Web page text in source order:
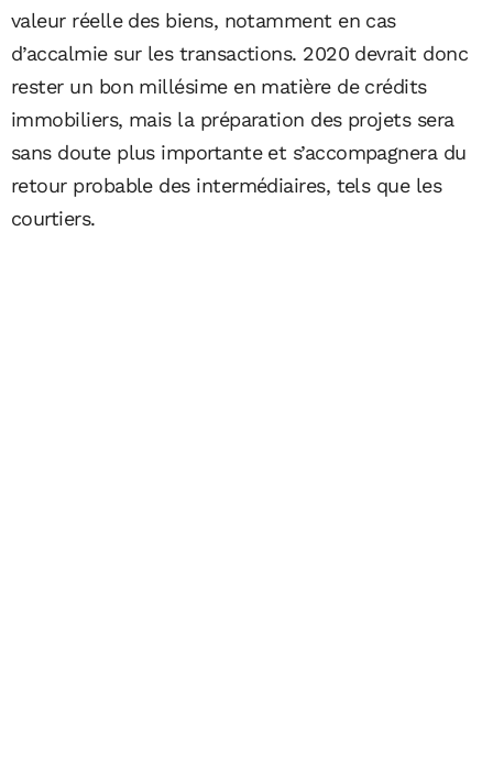
valeur réelle des biens, notamment en cas
d’accalmie sur les transactions. 2020 devrait donc
rester un bon millésime en matière de crédits
immobiliers, mais la préparation des projets sera
sans doute plus importante et s’accompagnera du
retour probable des intermédiaires, tels que les
courtiers.